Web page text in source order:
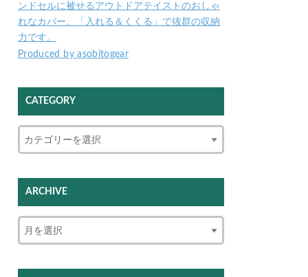
ンドセルに被せるアウトドアテイストのおしゃ
れなカバー。「入れる＆くくる」で抜群の収納
力です。
Produced by asobitogear
CATEGORY
ARCHIVE